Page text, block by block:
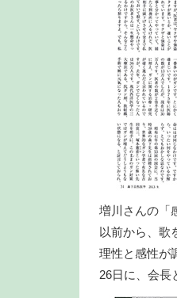
増川さんの「
以前から、歌
理性と感性が
26日に、会長